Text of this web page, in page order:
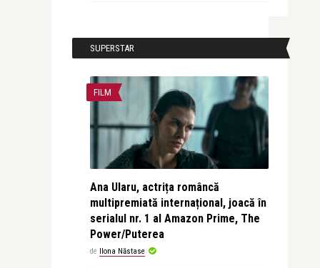
SUPERSTAR
FILM
Ana Ularu, actrița româncă
multipremiată internațional, joacă în
serialul nr. 1 al Amazon Prime, The
Power/Puterea
de Ilona Năstase